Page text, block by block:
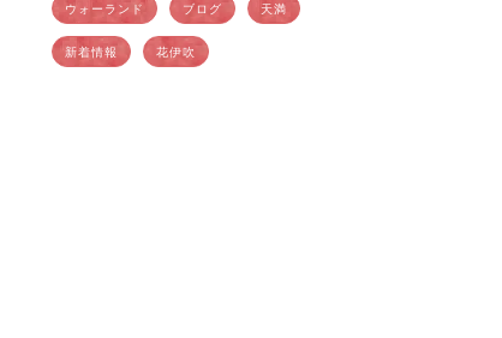
鬼のようにスケジュールを […]
ウォーランド ブログ 天満
新着情報 花伊吹